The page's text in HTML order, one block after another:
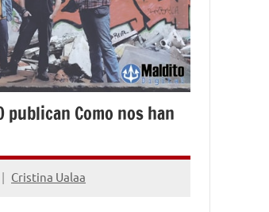
publican Como nos han
Cristina Ualaa